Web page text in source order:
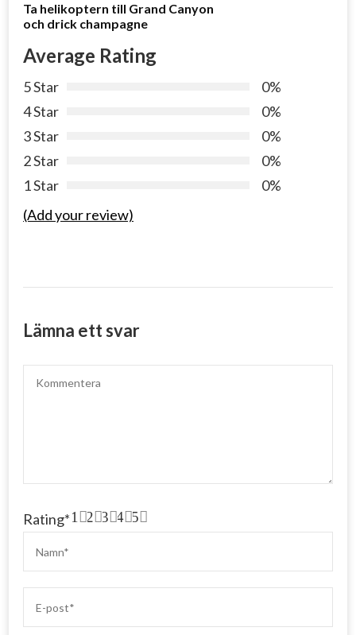
Ta helikoptern till Grand Canyon
och drick champagne
Average Rating
5 Star
0%
4 Star
0%
3 Star
0%
2 Star
0%
1 Star
0%
(Add your review)
Lämna ett svar
Rating* 5
4
3
2
1